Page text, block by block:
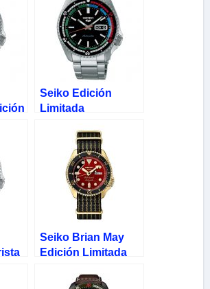
Seiko Edición
Limitada
Regatta Timer
SRPK13K1
Seiko Brian May
Edición Limitada
SRPH80K1